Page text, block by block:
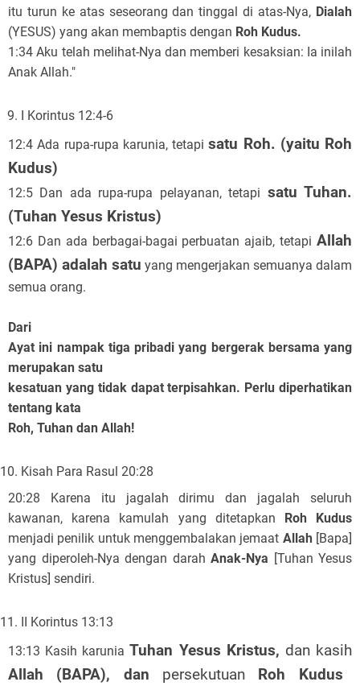
itu turun ke atas seseorang dan tinggal di atas-Nya, Dialah
(YESUS) yang akan membaptis dengan Roh Kudus.
1:34 Aku telah melihat-Nya dan memberi kesaksian: Ia inilah
Anak Allah."
I Korintus 12:4-6
12:4 Ada rupa-rupa karunia, tetapisatu Roh. (yaitu Roh
Kudus)
12:5 Dan ada rupa-rupa pelayanan, tetapi satu Tuhan.
(Tuhan Yesus Kristus)
12:6 Dan ada berbagai-bagai perbuatan ajaib, tetapi Allah
(BAPA) adalah satu yang mengerjakan semuanya dalam
semua orang.
Dari
Ayat ini nampak tiga pribadi yang bergerak bersama yang
merupakan satu
kesatuan yang tidak dapat terpisahkan. Perlu diperhatikan
tentang kata
Roh, Tuhan dan Allah!
Kisah Para Rasul 20:28
20:28 Karena itu jagalah dirimu dan jagalah seluruh
kawanan, karena kamulah yang ditetapkan
Roh Kudus
menjadi penilik untuk menggembalakan jemaat Allah[Bapa]
yang diperoleh-Nya dengan darah Anak-Nya [Tuhan Yesus
Kristus] sendiri.
II Korintus 13:13
13:13 Kasih karuniaTuhan Yesus Kristus, dan kasih
Allah (BAPA), dan persekutuan Roh Kudus